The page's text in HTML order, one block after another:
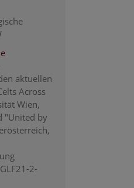
aktuellen
Across
Wien,
"United by
2-